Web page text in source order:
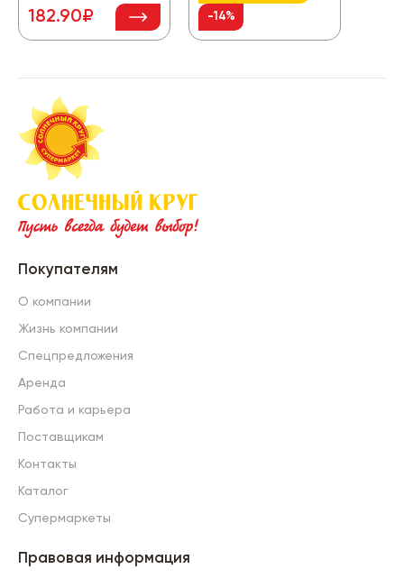
182.90₽ -14%
Покупателям
О компании
Жизнь компании
Спецпредложения
Аренда
Работа и карьера
Поставщикам
Контакты
Каталог
Супермаркеты
Правовая информация